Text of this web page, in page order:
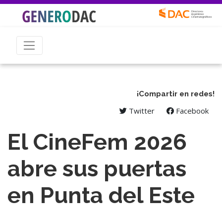
¡Compartir en redes!
Twitter Facebook
El CineFem 2026
abre sus puertas
en Punta del Este